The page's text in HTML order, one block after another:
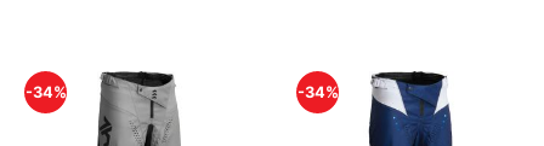
-34% -34%